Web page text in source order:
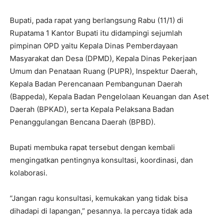
Bupati, pada rapat yang berlangsung Rabu (11/1) di
Rupatama 1 Kantor Bupati itu didampingi sejumlah
pimpinan OPD yaitu Kepala Dinas Pemberdayaan
Masyarakat dan Desa (DPMD), Kepala Dinas Pekerjaan
Umum dan Penataan Ruang (PUPR), Inspektur Daerah,
Kepala Badan Perencanaan Pembangunan Daerah
(Bappeda), Kepala Badan Pengelolaan Keuangan dan Aset
Daerah (BPKAD), serta Kepala Pelaksana Badan
Penanggulangan Bencana Daerah (BPBD).
Bupati membuka rapat tersebut dengan kembali
mengingatkan pentingnya konsultasi, koordinasi, dan
kolaborasi.
“Jangan ragu konsultasi, kemukakan yang tidak bisa
dihadapi di lapangan,” pesannya. la percaya tidak ada